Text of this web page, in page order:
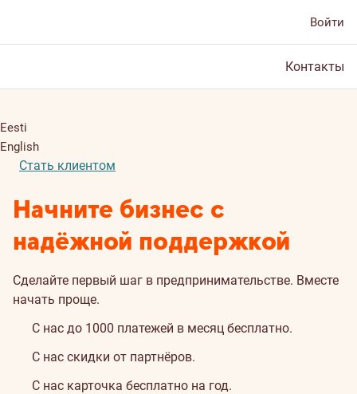
Войти
Контакты
Eesti
English
Стать клиентом
Начните бизнес с
надёжной поддержкой
Сделайте первый шаг в предпринимательстве. Вместе
начать проще.
С нас до 1000 платежей в месяц бесплатно.
С нас скидки от партнёров.
С нас карточка бесплатно на год.